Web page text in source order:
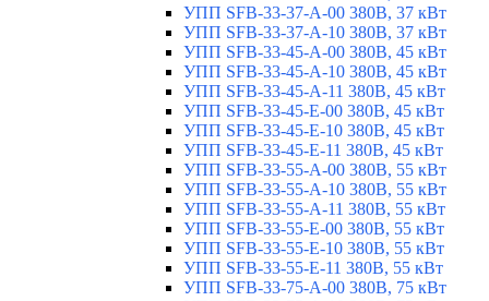
УПП SFB-33-37-A-00 380В, 37 кВт
УПП SFB-33-37-A-10 380В, 37 кВт
УПП SFB-33-45-A-00 380В, 45 кВт
УПП SFB-33-45-A-10 380В, 45 кВт
УПП SFB-33-45-A-11 380В, 45 кВт
УПП SFB-33-45-E-00 380В, 45 кВт
УПП SFB-33-45-E-10 380В, 45 кВт
УПП SFB-33-45-E-11 380В, 45 кВт
УПП SFB-33-55-A-00 380В, 55 кВт
УПП SFB-33-55-A-10 380В, 55 кВт
УПП SFB-33-55-A-11 380В, 55 кВт
УПП SFB-33-55-E-00 380В, 55 кВт
УПП SFB-33-55-E-10 380В, 55 кВт
УПП SFB-33-55-E-11 380В, 55 кВт
УПП SFB-33-75-A-00 380В, 75 кВт